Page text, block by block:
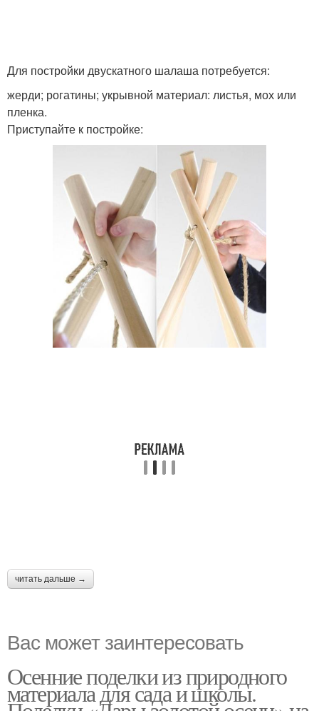
Для постройки двускатного шалаша потребуется:
жерди; рогатины; укрывной материал: листья, мох или
пленка.
Приступайте к постройке:
читать дальше →
Вас может заинтересовать
Осенние поделки из природного
материала для сада и школы.